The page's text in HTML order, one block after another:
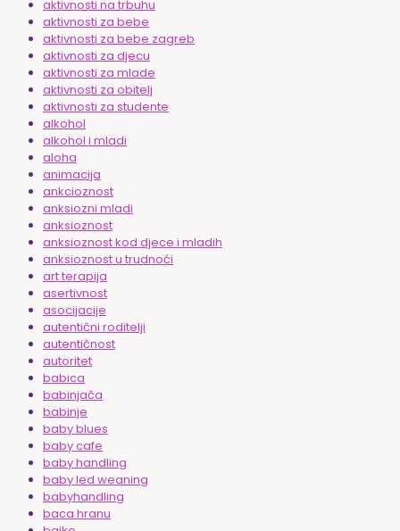
aktivnosti na trbuhu
aktivnosti za bebe
aktivnosti za bebe zagreb
aktivnosti za djecu
aktivnosti za mlade
aktivnosti za obitelj
aktivnosti za studente
alkohol
alkohol i mladi
aloha
animacija
ankcioznost
anksiozni mladi
anksioznost
anksioznost kod djece i mladih
anksioznost u trudnoći
art terapija
asertivnost
asocijacije
autentični roditelji
autentičnost
autoritet
babica
babinjača
babinje
baby blues
baby cafe
baby handling
baby led weaning
babyhandling
baca hranu